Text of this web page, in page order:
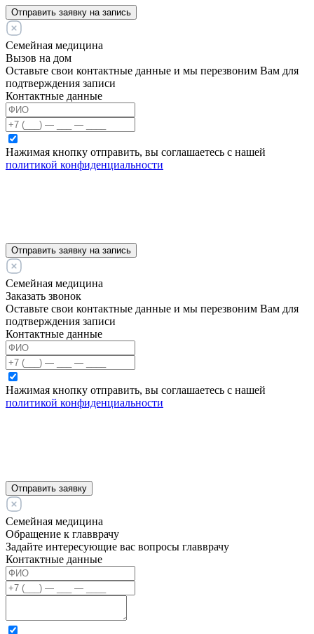
Отправить заявку на запись
Семейная медицина
Вызов на дом
Оставьте свои контактные данные и мы перезвоним Вам для
подтверждения записи
Контактные данные
Нажимая кнопку отправить, вы соглашаетесь с нашей
политикой конфиденциальности
Отправить заявку на запись
Семейная медицина
Заказать звонок
Оставьте свои контактные данные и мы перезвоним Вам для
подтверждения записи
Контактные данные
Нажимая кнопку отправить, вы соглашаетесь с нашей
политикой конфиденциальности
Отправить заявку
Семейная медицина
Обращение к главврачу
Задайте интересующие вас вопросы главврачу
Контактные данные